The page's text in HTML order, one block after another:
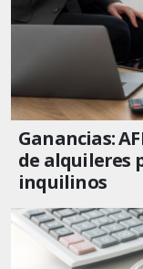
Ganancias:
de alquileres
inquilinos